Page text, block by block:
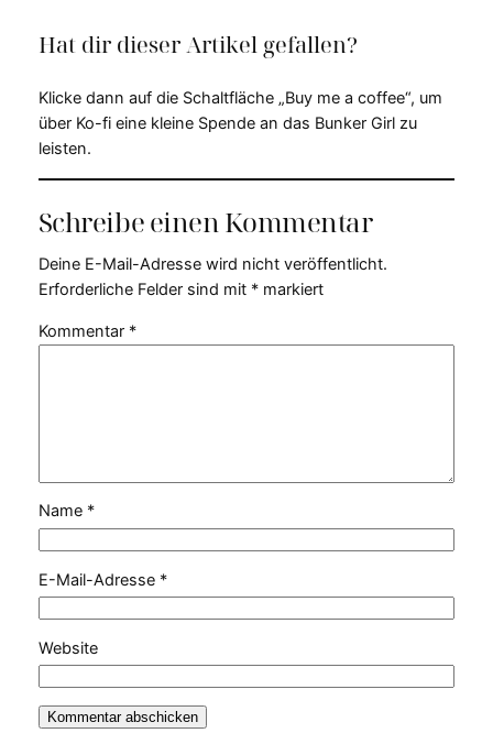
Hat dir dieser Artikel gefallen?
Klicke dann auf die Schaltfläche „Buy me a coffee“, um
über Ko-fi eine kleine Spende an das Bunker Girl zu
leisten.
Schreibe einen Kommentar
Deine E-Mail-Adresse wird nicht veröffentlicht.
Erforderliche Felder sind mit *markiert
Kommentar *
Name *
E-Mail-Adresse *
Website